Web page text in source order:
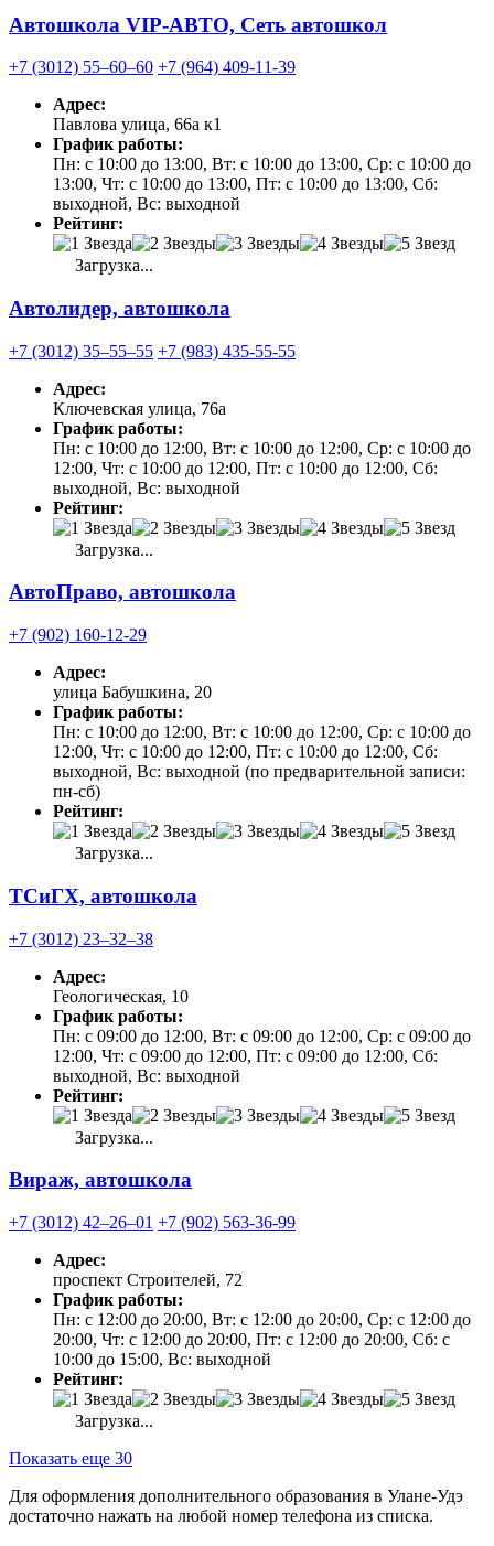
Автошкола VIP-АВТО, Сеть автошкол
+7 (3012) 55‒60‒60 +7 (964) 409-11-39
Адрес:
Павлова улица, 66а к1
График работы:
Пн: с 10:00 до 13:00, Вт: с 10:00 до 13:00, Ср: с 10:00 до
13:00, Чт: с 10:00 до 13:00, Пт: с 10:00 до 13:00, Сб:
выходной, Вс: выходной
Рейтинг:
Загрузка...
Автолидер, автошкола
+7 (3012) 35‒55‒55 +7 (983) 435-55-55
Адрес:
Ключевская улица, 76а
График работы:
Пн: с 10:00 до 12:00, Вт: с 10:00 до 12:00, Ср: с 10:00 до
12:00, Чт: с 10:00 до 12:00, Пт: с 10:00 до 12:00, Сб:
выходной, Вс: выходной
Рейтинг:
Загрузка...
АвтоПраво, автошкола
+7 (902) 160-12-29
Адрес:
улица Бабушкина, 20
График работы:
Пн: с 10:00 до 12:00, Вт: с 10:00 до 12:00, Ср: с 10:00 до
12:00, Чт: с 10:00 до 12:00, Пт: с 10:00 до 12:00, Сб:
выходной, Вс: выходной (по предварительной записи:
пн-сб)
Рейтинг:
Загрузка...
ТСиГХ, автошкола
+7 (3012) 23‒32‒38
Адрес:
Геологическая, 10
График работы:
Пн: с 09:00 до 12:00, Вт: с 09:00 до 12:00, Ср: с 09:00 до
12:00, Чт: с 09:00 до 12:00, Пт: с 09:00 до 12:00, Сб:
выходной, Вс: выходной
Рейтинг:
Загрузка...
Вираж, автошкола
+7 (3012) 42‒26‒01 +7 (902) 563-36-99
Адрес:
проспект Строителей, 72
График работы:
Пн: с 12:00 до 20:00, Вт: с 12:00 до 20:00, Ср: с 12:00 до
20:00, Чт: с 12:00 до 20:00, Пт: с 12:00 до 20:00, Сб: с
10:00 до 15:00, Вс: выходной
Рейтинг:
Загрузка...
Показать еще 30
Для оформления дополнительного образования в Улане-Удэ
достаточно нажать на любой номер телефона из списка.